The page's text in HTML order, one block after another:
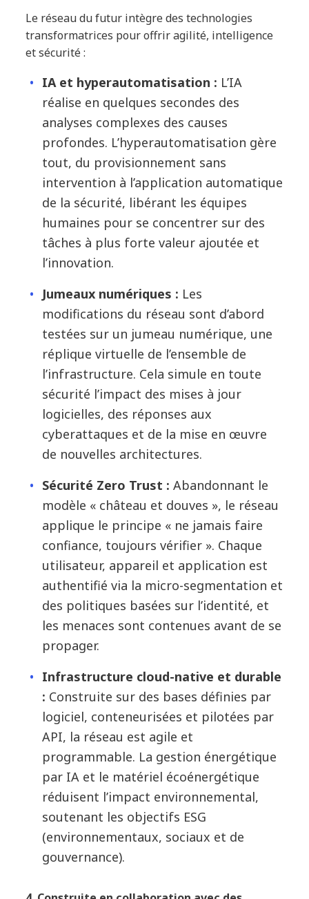
Le réseau du futur intègre des technologies
transformatrices pour offrir agilité, intelligence
et sécurité :
IA et hyperautomatisation : L’IA
réalise en quelques secondes des
analyses complexes des causes
profondes. L’hyperautomatisation gère
tout, du provisionnement sans
intervention à l’application automatique
de la sécurité, libérant les équipes
humaines pour se concentrer sur des
tâches à plus forte valeur ajoutée et
l’innovation.
Jumeaux numériques : Les
modifications du réseau sont d’abord
testées sur un jumeau numérique, une
réplique virtuelle de l’ensemble de
l’infrastructure. Cela simule en toute
sécurité l’impact des mises à jour
logicielles, des réponses aux
cyberattaques et de la mise en œuvre
de nouvelles architectures.
Sécurité Zero Trust : Abandonnant le
modèle « château et douves », le réseau
applique le principe « ne jamais faire
confiance, toujours vérifier ». Chaque
utilisateur, appareil et application est
authentifié via la micro-segmentation et
des politiques basées sur l’identité, et
les menaces sont contenues avant de se
propager.
Infrastructure cloud-native et durable
: Construite sur des bases définies par
logiciel, conteneurisées et pilotées par
API, la réseau est agile et
programmable. La gestion énergétique
par IA et le matériel écoénergétique
réduisent l’impact environnemental,
soutenant les objectifs ESG
(environnementaux, sociaux et de
gouvernance).